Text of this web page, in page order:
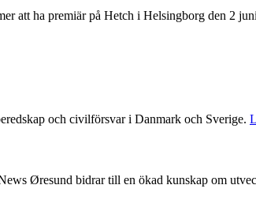
att ha premiär på Hetch i Helsingborg den 2
och civilförsvar i Danmark och Sverige.
Øresund bidrar till en ökad kunskap om